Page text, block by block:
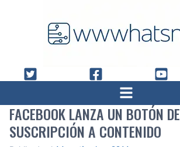
FACEBOOK LANZA UN BOTÓN DE
SUSCRIPCIÓN A CONTENIDO